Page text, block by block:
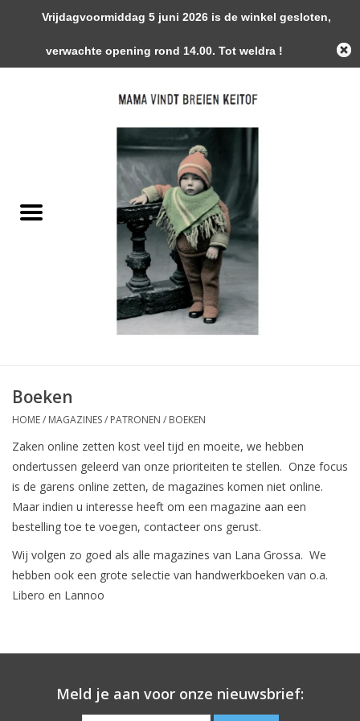
0 Artikelen - €0,00
Handwerk Toebehoren
Magazines / Patronen / Boeken
Boeken
HOME/ MAGAZINES / PATRONEN / BOEKEN
Zaken online zetten kost veel tijd en moeite, we hebben
ondertussen geleerd van onze prioriteiten te stellen. Onze focus
is de garens online zetten, de magazines komen niet online.
Maar indien u interesse heeft om een magazine aan een
bestelling toe te voegen, contacteer ons gerust.
Wij volgen zo goed als alle magazines van Lana Grossa. We
hebben ook een grote selectie van handwerkboeken van o.a.
Libero en Lannoo
Meld je aan voor onze nieuwsbrief:
Vrijdagvoormiddag 5 juni 2026 is de winkel gesloten,
verwachte opening rond 14.00. Tot weldra !